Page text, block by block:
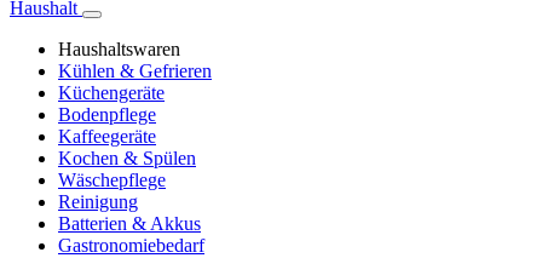
Haushalt
Haushaltswaren
Kühlen & Gefrieren
Küchengeräte
Bodenpflege
Kaffeegeräte
Kochen & Spülen
Wäschepflege
Reinigung
Batterien & Akkus
Gastronomiebedarf